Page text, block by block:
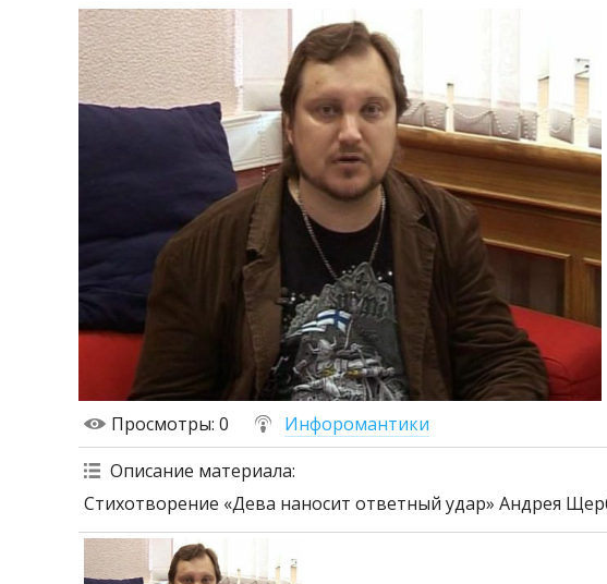
Просмотры: 0
Инфоромантики
Описание материала:
Стихотворение «Дева наносит ответный удар» Андрея